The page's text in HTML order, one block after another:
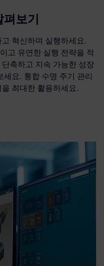
보기
혁신하며 실행하세요.
고 유연한 실행 전략을 적
축하고 지속 가능한 성장
세요. 통합 수명 주기 관리
최대한 활용하세요.